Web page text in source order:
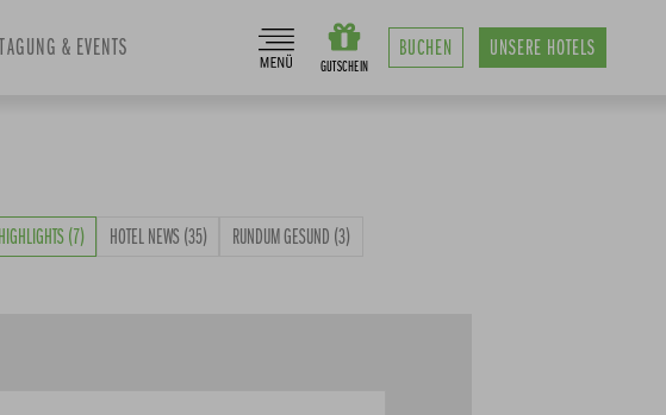
TAGUNG & EVENTS BUCHEN UNSERE HOTELS
(7) HOTEL NEWS(35) RUNDUM GESUND (3)